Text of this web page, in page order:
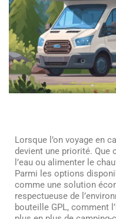
Lorsque l’on voyage en
devient une priorité. Que
l’eau ou alimenter le
Parmi les options
comme une solution
respectueuse de
bouteille GPL, comment